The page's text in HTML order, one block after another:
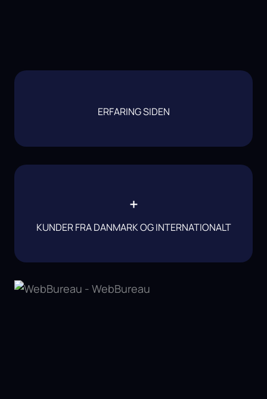
ERFARING SIDEN
+
KUNDER FRA DANMARK OG INTERNATIONALT